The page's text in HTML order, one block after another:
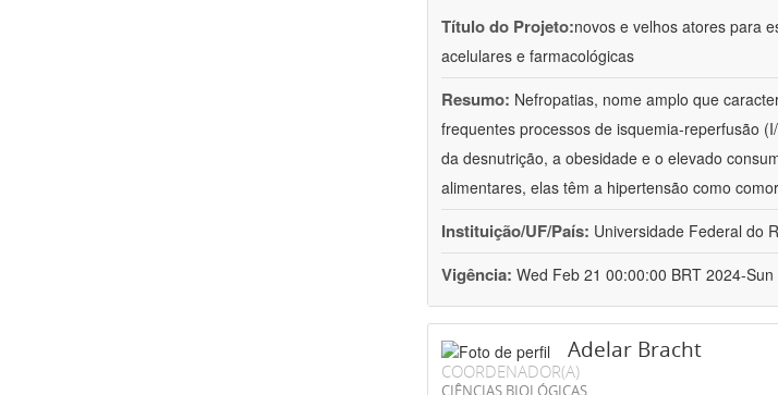
Título do Projeto:novos e velhos atores para
acelulares e farmacológicas
Resumo: Nefropatias, nome amplo que
frequentes processos de isquemia-reperfusão
da desnutrição, a obesidade e o elevado
alimentares, elas têm a hipertensão como
Instituição/UF/País: Universidade Federal do
Vigência: Wed Feb 21 00:00:00 BRT 2024-
Adelar Bracht
COORDENADOR(A)
CIÊNCIAS BIOLÓGICAS